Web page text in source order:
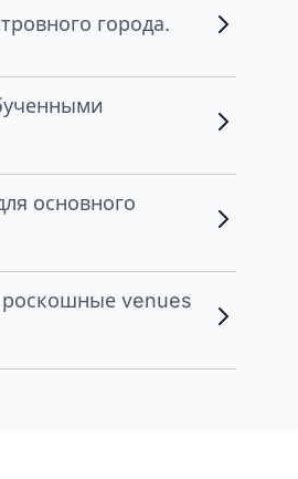
города.
основного
роскошные venues